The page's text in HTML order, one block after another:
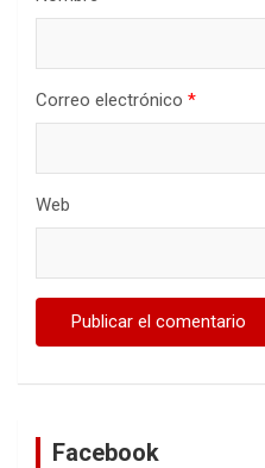
Correo electrónico *
Web
Facebook